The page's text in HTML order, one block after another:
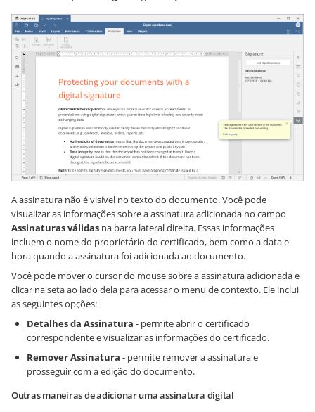
A assinatura não é visível no texto do documento. Você pode
visualizar as informações sobre a assinatura adicionada no campo
Assinaturas válidas na barra lateral direita. Essas informações
incluem o nome do proprietário do certificado, bem como a data e
hora quando a assinatura foi adicionada ao documento.
Você pode mover o cursor do mouse sobre a assinatura adicionada e
clicar na seta ao lado dela para acessar o menu de contexto. Ele inclui
as seguintes opções:
Detalhes da Assinatura - permite abrir o certificado
correspondente e visualizar as informações do certificado.
Remover Assinatura - permite remover a assinatura e
prosseguir com a edição do documento.
Outras maneiras de adicionar uma assinatura digital